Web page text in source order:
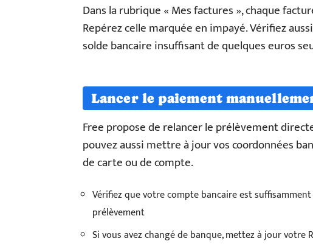
Dans la rubrique « Mes factures », chaque
Repérez celle marquée en impayé. Vérifiez
solde bancaire insuffisant de quelques euros
Lancer le paiement
Free propose de relancer le prélèvement
pouvez aussi mettre à jour vos coordonnées
de carte ou de compte.
Vérifiez que votre compte bancaire est
prélèvement
Si vous avez changé de banque, mettez à jour votre